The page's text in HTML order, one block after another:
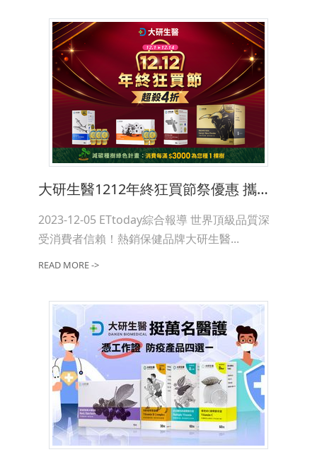
大研生醫1212年終狂買節祭優惠 攜手「KOFO」種2萬棵樹
2023-12-05 ETtoday綜合報導 世界頂級品質深
受消費者信賴！熱銷保健品牌大研生醫...
READ MORE ->